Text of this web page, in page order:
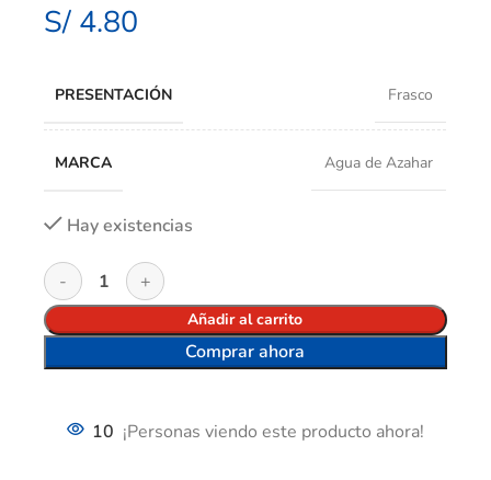
S/ 4.80
PRESENTACIÓN Frasco
MARCA Agua de Azahar
Hay existencias
Añadir al carrito
Comprar ahora
10 ¡Personas viendo este producto ahora!